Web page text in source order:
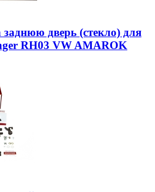
заднюю дверь (стекло) для
RH03 VW AMAROK